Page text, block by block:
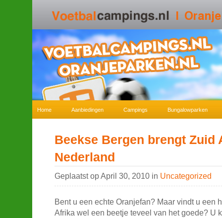
Home Aanbiedingen Campings Bungalowparken
Beekse Bergen brengt Zuid
Nederland
Geplaatst op April 30, 2010 in Uncategorized
Bent u een echte Oranjefan? Maar vindt u een
Afrika wel een beetje teveel van het goede? U